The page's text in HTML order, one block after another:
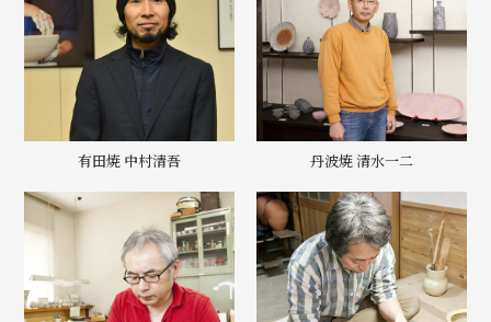
有田焼 中村清吾 丹波焼 清水一二